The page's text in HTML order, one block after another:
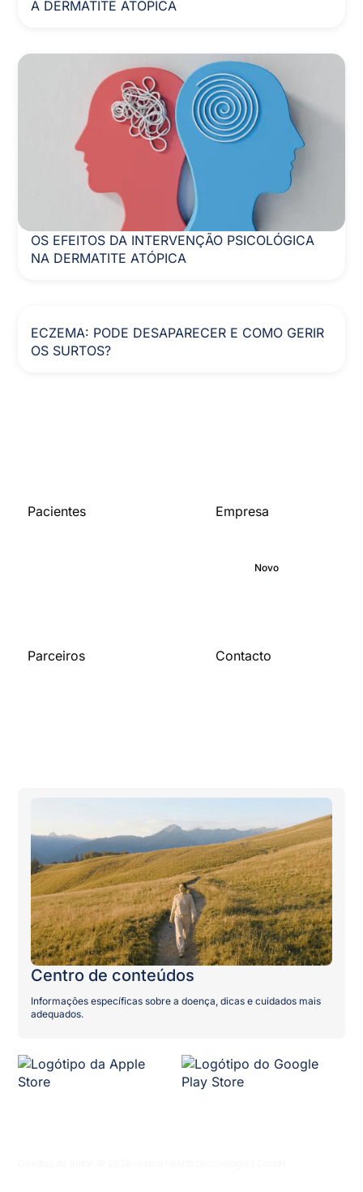
A DERMATITE ATÓPICA
OS EFEITOS DA INTERVENÇÃO PSICOLÓGICA
NA DERMATITE ATÓPICA
ECZEMA: PODE DESAPARECER E COMO GERIR
OS SURTOS?
Pacientes
Empresa
Novo
Parceiros
Contacto
Centro de conteúdos
Informações específicas sobre a doença, dicas e cuidados mais
adequados.